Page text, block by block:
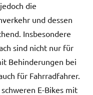
die
und dessen
Insbesondere
sind nicht nur für
Behinderungen bei
für Fahrradfahrer.
E-Bikes mit